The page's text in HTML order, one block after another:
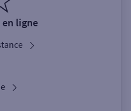
en ligne